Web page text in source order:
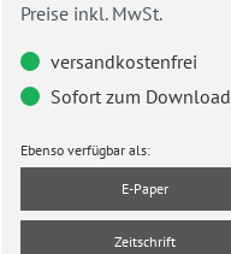
Preise inkl. MwSt.
versandkostenfrei
Sofort zum Download
Ebenso verfügbar als:
E-Paper
Zeitschrift